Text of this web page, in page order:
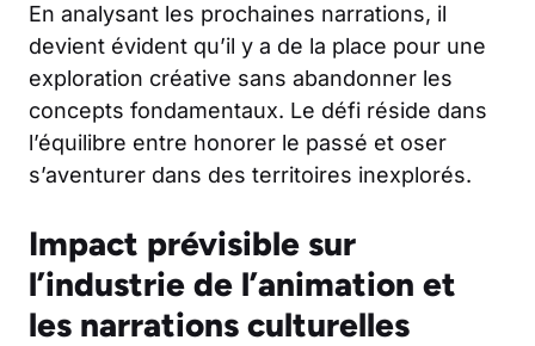
En analysant les prochaines narrations, il
devient évident qu’il y a de la place pour une
exploration créative sans abandonner les
concepts fondamentaux. Le défi réside dans
l’équilibre entre honorer le passé et oser
s’aventurer dans des territoires inexplorés.
Impact prévisible sur
l’industrie de l’animation et
les narrations culturelles